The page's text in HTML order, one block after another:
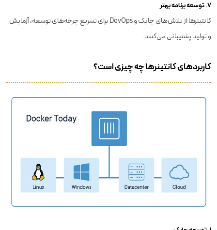
۷. توسعه برنامه بهتر
کانتینرها از تلاش‌های چابک و DevOps برای تسریع چرخه‌های توسعه، آزمایش
و تولید پشتیبانی می‌کنند.
کاربردهای کانتینرها چه چیزی است؟